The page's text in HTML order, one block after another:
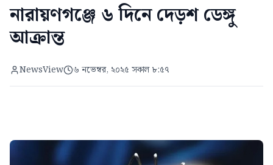
নারায়ণগঞ্জে ৬ দিনে দেড়শ ডেঙ্গু
আক্রান্ত
NewsView ৬ নভেম্বর, ২০২৫ সকাল ৮:৫৭